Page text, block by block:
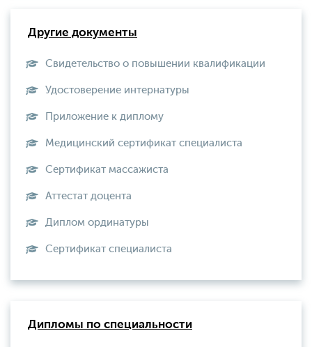
Другие документы
Свидетельство о повышении квалификации
Удостоверение интернатуры
Приложение к диплому
Медицинский сертификат специалиста
Сертификат массажиста
Аттестат доцента
Диплом ординатуры
Сертификат специалиста
Дипломы по специальности